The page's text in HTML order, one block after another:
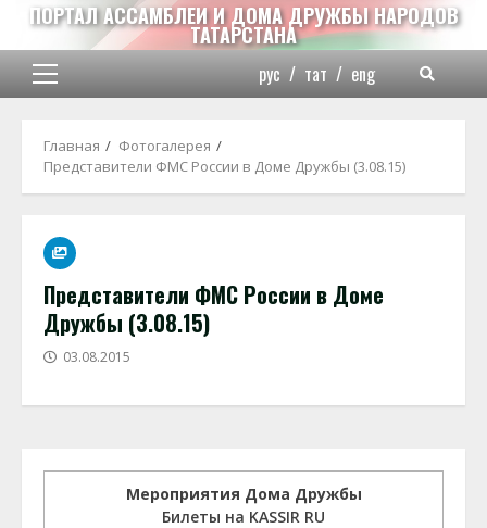
Перейти
содержимому
ПОРТАЛ АССАМБЛЕИ И ДОМА ДРУЖБЫ НАРОДОВ
ТАТАРСТАНА
Основное
рус / тат / eng
Главная
Фотогалерея
Представители ФМС России в Доме Дружбы (3.08.15)
Представители ФМС России в Доме
Дружбы (3.08.15)
03.08.2015
Мероприятия Дома Дружбы
Билеты на KASSIR RU